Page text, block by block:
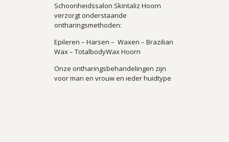
Schoonheidssalon Skintaliz Hoorn
verzorgt onderstaande
ontharingsmethoden:
Epileren – Harsen – Waxen – Brazilian
Wax – TotalbodyWax Hoorn
Onze ontharingsbehandelingen zijn
voor man en vrouw en ieder huidtype